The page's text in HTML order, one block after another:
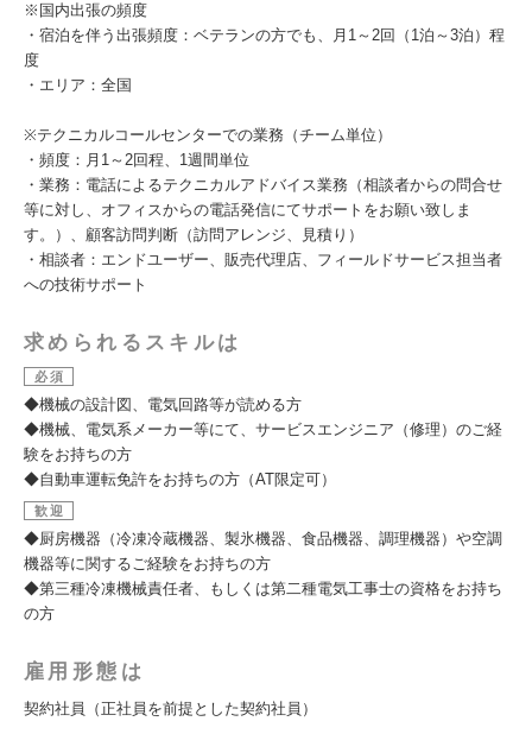
※国内出張の頻度
・宿泊を伴う出張頻度：ベテランの方でも、月1～2回（1泊～3泊）程
度
・エリア：全国
※テクニカルコールセンターでの業務（チーム単位）
・頻度：月1～2回程、1週間単位
・業務：電話によるテクニカルアドバイス業務（相談者からの問合せ
等に対し、オフィスからの電話発信にてサポートをお願い致しま
す。）、顧客訪問判断（訪問アレンジ、見積り）
・相談者：エンドユーザー、販売代理店、フィールドサービス担当者
への技術サポート
求められるスキルは
必須
◆機械の設計図、電気回路等が読める方
◆機械、電気系メーカー等にて、サービスエンジニア（修理）のご経
験をお持ちの方
◆自動車運転免許をお持ちの方（AT限定可）
歓迎
◆厨房機器（冷凍冷蔵機器、製氷機器、食品機器、調理機器）や空調
機器等に関するご経験をお持ちの方
◆第三種冷凍機械責任者、もしくは第二種電気工事士の資格をお持ち
の方
雇用形態は
契約社員（正社員を前提とした契約社員）